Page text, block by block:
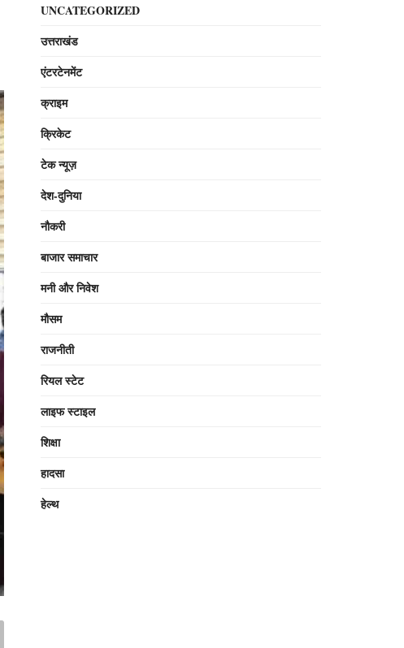
UNCATEGORIZED
उत्तराखंड
एंटरटेनमेंट
क्राइम
क्रिकेट
टेक न्यूज़
देश-दुनिया
नौकरी
बाजार समाचार
मनी और निवेश
मौसम
राजनीती
रियल स्टेट
लाइफ स्टाइल
शिक्षा
हादसा
हेल्थ